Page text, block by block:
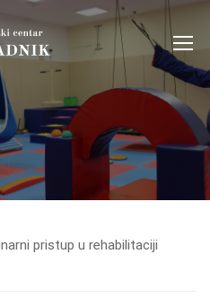
pristup u rehabilitaciji